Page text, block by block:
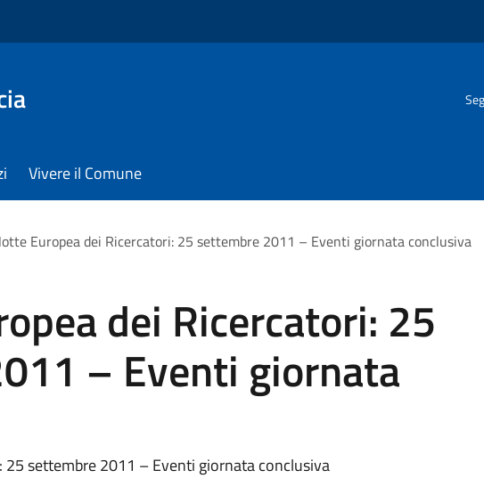
Vivere il Comune
Europea dei Ricercatori: 25 settembre 2011 – Eventi giornata conclusiva
dei Ricercatori: 25
– Eventi giornata
25 settembre 2011 – Eventi giornata conclusiva